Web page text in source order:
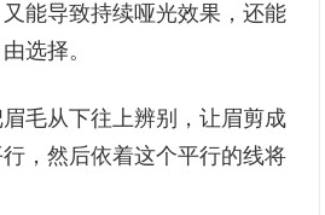
能导致持续哑光效果，还能
选择。
毛从下往上辨别，让眉剪成
，然后依着这个平行的线将